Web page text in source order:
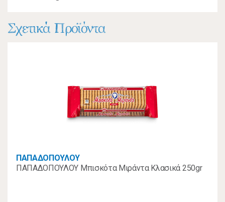
Σχετικά Προϊόντα
ΠΑΠΑΔΟΠΟΥΛΟΥ
ΠΑΠΑΔΟΠΟΥΛΟΥ Μπισκότα Μιράντα Κλασικά 250gr